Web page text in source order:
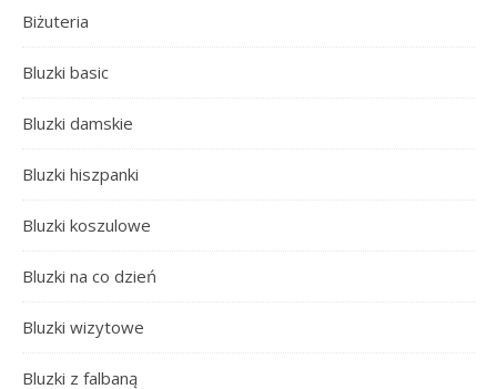
Biżuteria
Bluzki basic
Bluzki damskie
Bluzki hiszpanki
Bluzki koszulowe
Bluzki na co dzień
Bluzki wizytowe
Bluzki z falbaną